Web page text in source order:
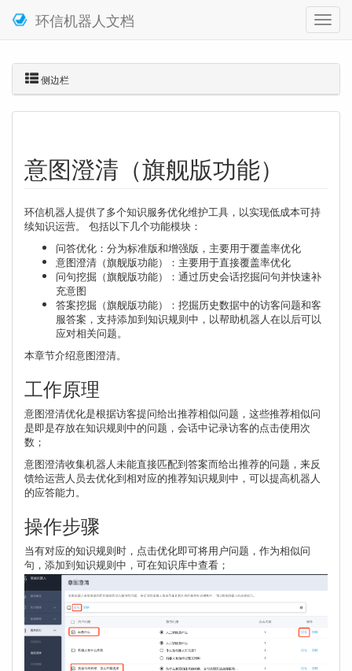
环信机器人文档
侧边栏
意图澄清（旗舰版功能）
环信机器人提供了多个知识服务优化维护工具，以实现低成本可持
续知识运营。 包括以下几个功能模块：
问答优化：分为标准版和增强版，主要用于覆盖率优化
意图澄清（旗舰版功能）：主要用于直接覆盖率优化
问句挖掘（旗舰版功能）：通过历史会话挖掘问句并快速补
充意图
答案挖掘（旗舰版功能）：挖掘历史数据中的访客问题和客
服答案，支持添加到知识规则中，以帮助机器人在以后可以
应对相关问题。
本章节介绍意图澄清。
工作原理
意图澄清优化是根据访客提问给出推荐相似问题，这些推荐相似问
是即是存放在知识规则中的问题，会话中记录访客的点击使用次
数；
意图澄清收集机器人未能直接匹配到答案而给出推荐的问题，来反
馈给运营人员去优化到相对应的推荐知识规则中，可以提高机器人
的应答能力。
操作步骤
当有对应的知识规则时，点击优化即可将用户问题，作为相似问
句，添加到知识规则中，可在知识库中查看；